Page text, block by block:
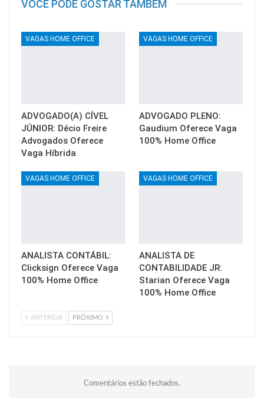
VOCÊ PODE GOSTAR TAMBÉM
VAGAS HOME OFFICE
ADVOGADO(A) CÍVEL
JÚNIOR: Décio Freire
Advogados Oferece
Vaga Híbrida
VAGAS HOME OFFICE
ADVOGADO PLENO:
Gaudium Oferece Vaga
100% Home Office
VAGAS HOME OFFICE
ANALISTA CONTÁBIL:
Clicksign Oferece Vaga
100% Home Office
VAGAS HOME OFFICE
ANALISTA DE
CONTABILIDADE JR:
Starian Oferece Vaga
100% Home Office
ANTERIOR PRÓXIMO
Comentários estão fechados.